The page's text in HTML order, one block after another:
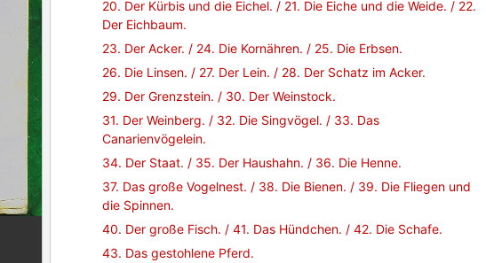
20. Der Kürbis und die Eichel. / 21. Die Eiche und die Weide. / 22.
Der Eichbaum.
23. Der Acker. / 24. Die Kornähren. / 25. Die Erbsen.
26. Die Linsen. / 27. Der Lein. / 28. Der Schatz im Acker.
29. Der Grenzstein. / 30. Der Weinstock.
31. Der Weinberg. / 32. Die Singvögel. / 33. Das
Canarienvögelein.
34. Der Staat. / 35. Der Haushahn. / 36. Die Henne.
37. Das große Vogelnest. / 38. Die Bienen. / 39. Die Fliegen und
die Spinnen.
40. Der große Fisch. / 41. Das Hündchen. / 42. Die Schafe.
43. Das gestohlene Pferd.